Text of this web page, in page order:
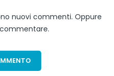
nuovi commenti. Oppure